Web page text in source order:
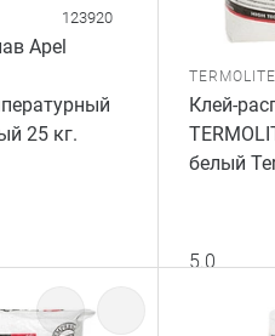
123920
Apel
25 кг.
TERMOLITE
Клей-
белый
5.0